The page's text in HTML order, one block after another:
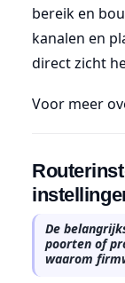
bereik en
kanalen en
direct zicht
Voor meer
De
poorten of
waarom